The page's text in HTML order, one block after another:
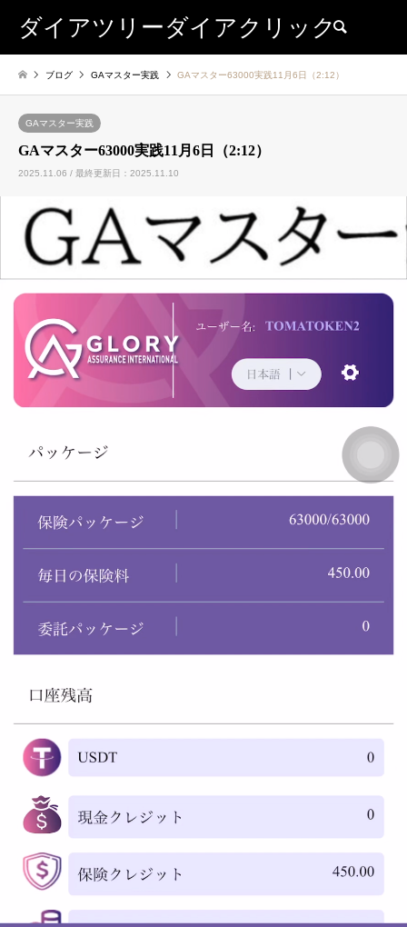
ダイアツリーダイアクリック
ブログ GAマスター実践 GAマスター63000実践11月6日（2:12）
GAマスター実践
GAマスター63000実践11月6日（2:12）
2025.11.06 / 最終更新日：2025.11.10